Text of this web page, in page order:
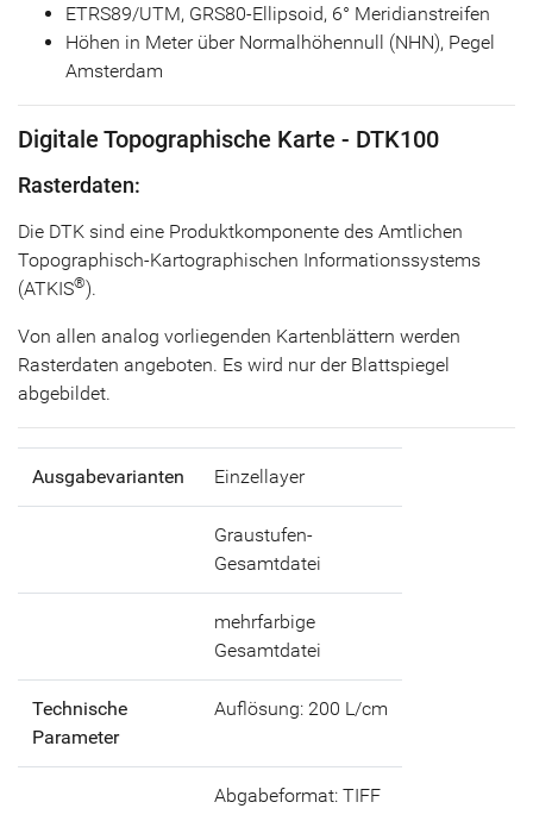
ETRS89/UTM, GRS80-Ellipsoid, 6° Meridianstreifen
Höhen in Meter über Normalhöhennull (NHN), Pegel
Amsterdam
Digitale Topographische Karte - DTK100
Rasterdaten:
Die DTK sind eine Produktkomponente des Amtlichen
Topographisch-Kartographischen Informationssystems
(ATKIS®).
Von allen analog vorliegenden Kartenblättern werden
Rasterdaten angeboten. Es wird nur der Blattspiegel
abgebildet.
Ausgabevarianten Einzellayer
Graustufen-
Gesamtdatei
mehrfarbige
Gesamtdatei
Technische
Parameter
Auflösung: 200 L/cm
Abgabeformat: TIFF